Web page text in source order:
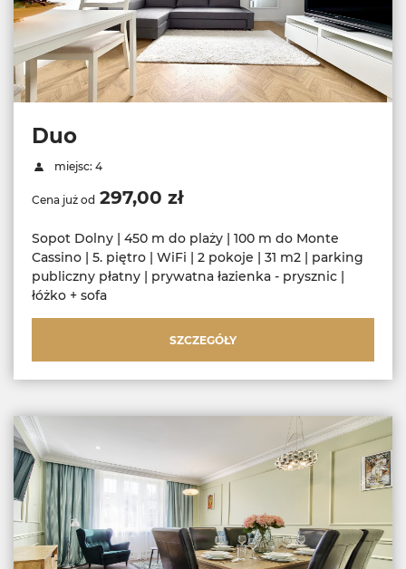
Duo
miejsc: 4
Cena już od 297,00 zł
Sopot Dolny | 450 m do plaży | 100 m do Monte
Cassino | 5. piętro | WiFi | 2 pokoje | 31 m2 | parking
publiczny płatny | prywatna łazienka - prysznic |
łóżko + sofa
SZCZEGÓŁY